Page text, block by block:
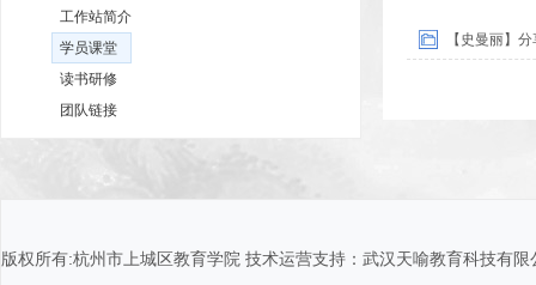
工作站简介
学员课堂
读书研修
团队链接
【史曼丽】
版权所有:杭州市上城区教育学院 技术运营支持：武汉天喻教育科技有限